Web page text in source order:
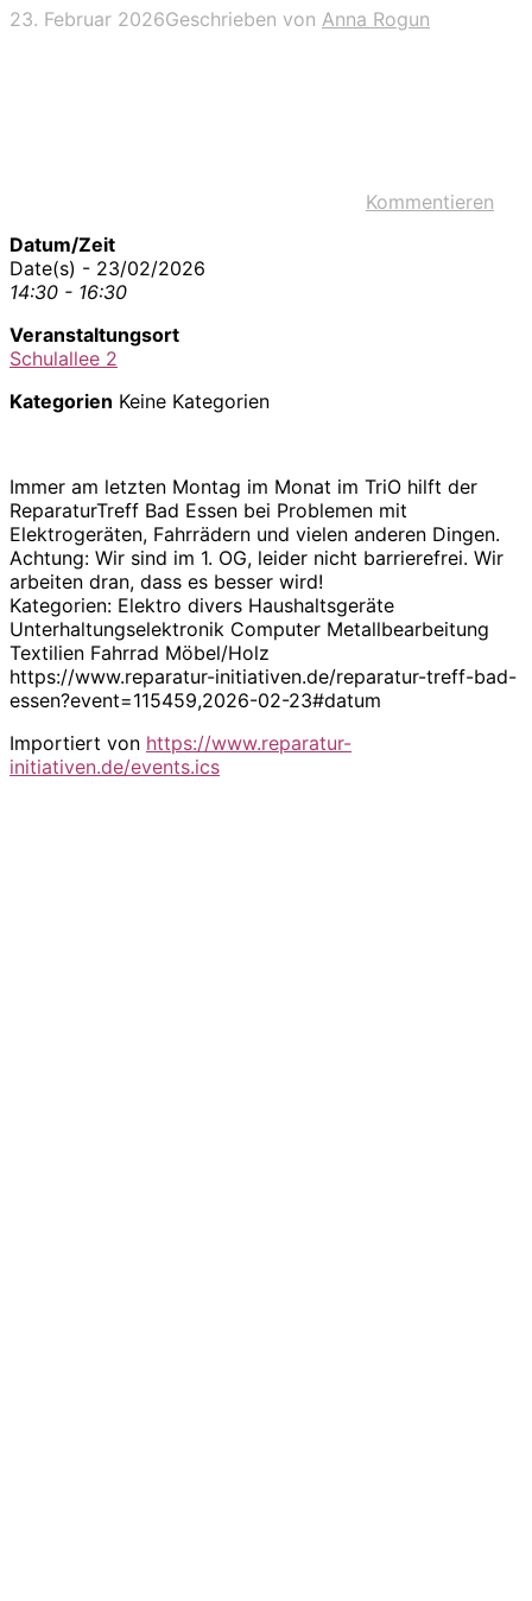
23. Februar 2026Geschrieben von Anna Rogun
Kommentieren
Datum/Zeit
Date(s) - 23/02/2026
14:30 - 16:30
Veranstaltungsort
Schulallee 2
Kategorien Keine Kategorien
Immer am letzten Montag im Monat im TriO hilft der
ReparaturTreff Bad Essen bei Problemen mit
Elektrogeräten, Fahrrädern und vielen anderen Dingen.
Achtung: Wir sind im 1. OG, leider nicht barrierefrei. Wir
arbeiten dran, dass es besser wird!
Kategorien: Elektro divers Haushaltsgeräte
Unterhaltungselektronik Computer Metallbearbeitung
Textilien Fahrrad Möbel/Holz
https://www.reparatur-initiativen.de/reparatur-treff-bad-
essen?event=115459,2026-02-23#datum
Importiert von https://www.reparatur-
initiativen.de/events.ics